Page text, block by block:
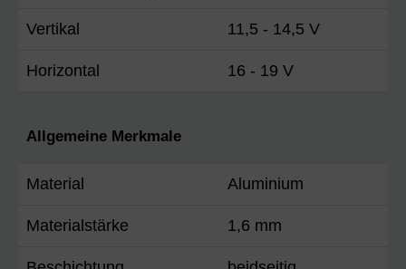
Vertikal 11,5 - 14,5 V
Horizontal 16 - 19 V
Allgemeine Merkmale
Material Aluminium
Materialstärke 1,6 mm